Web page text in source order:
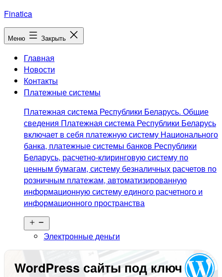
Перейти
к
содержимому
Finatica
Меню Закрыть
Главная
Новости
Контакты
Платежные системы
Платежная система Республики Беларусь. Общие
сведения Платежная система Республики Беларусь
включает в себя платежную систему Национального
банка, платежные системы банков Республики
Беларусь, расчетно-клиринговую систему по
ценным бумагам, систему безналичных расчетов по
розничным платежам, автоматизированную
информационную систему единого расчетного и
информационного пространства
меню
Электронные деньги
WordPress сайты под ключ